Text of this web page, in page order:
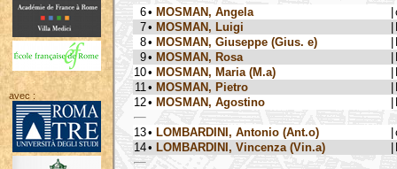
avec :
6• MOSMAN, Angela
7• MOSMAN, Luigi
8• MOSMAN, Giuseppe (Gius. e)
9• MOSMAN, Rosa
10• MOSMAN, Maria (M.a)
11 • MOSMAN, Pietro
12• MOSMAN, Agostino
13• LOMBARDINI, Antonio (Ant.o)
14• LOMBARDINI, Vincenza (Vin.a)